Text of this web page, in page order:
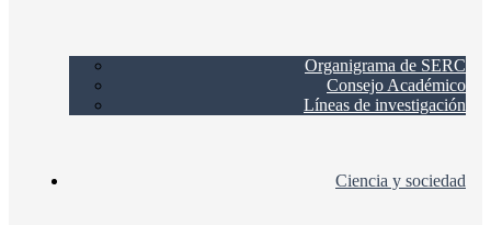
Organigrama de SERC
Consejo Académico
Líneas de investigación
Ciencia y sociedad